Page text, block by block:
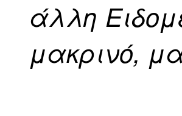
άλλη
μακρινό,